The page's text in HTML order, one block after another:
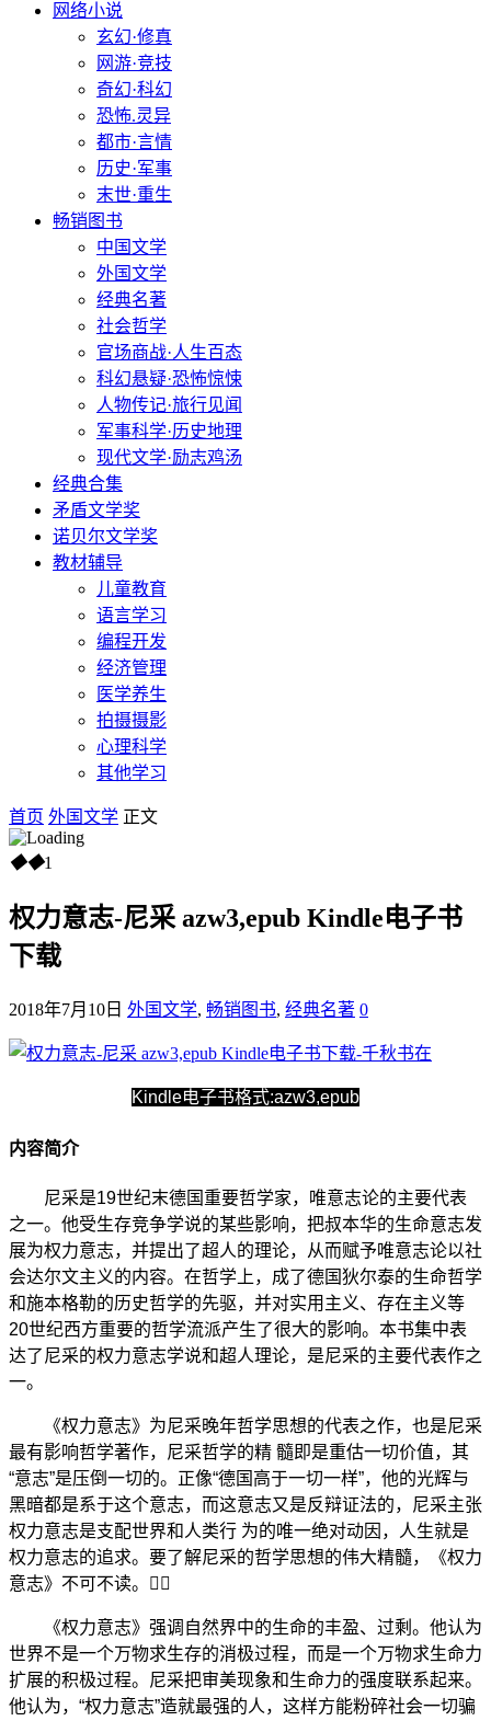
网络小说
玄幻·修真
网游·竞技
奇幻·科幻
恐怖.灵异
都市·言情
历史·军事
末世·重生
畅销图书
中国文学
外国文学
经典名著
社会哲学
官场商战·人生百态
科幻悬疑·恐怖惊悚
人物传记·旅行见闻
军事科学·历史地理
现代文学·励志鸡汤
经典合集
矛盾文学奖
诺贝尔文学奖
教材辅导
儿童教育
语言学习
编程开发
经济管理
医学养生
拍摄摄影
心理科学
其他学习
首页 外国文学 正文
◆◆1
权力意志-尼采 azw3,epub Kindle电子书
下载
2018年7月10日 外国文学, 畅销图书, 经典名著 0
Kindle电子书格式:azw3,epub
内容简介
尼采是19世纪末德国重要哲学家，唯意志论的主要代表
之一。他受生存竞争学说的某些影响，把叔本华的生命意志发
展为权力意志，并提出了超人的理论，从而赋予唯意志论以社
会达尔文主义的内容。在哲学上，成了德国狄尔泰的生命哲学
和施本格勒的历史哲学的先驱，并对实用主义、存在主义等
20世纪西方重要的哲学流派产生了很大的影响。本书集中表
达了尼采的权力意志学说和超人理论，是尼采的主要代表作之
一。
《权力意志》为尼采晚年哲学思想的代表之作，也是尼采
最有影响哲学著作，尼采哲学的精 髓即是重估一切价值，其
“意志”是压倒一切的。正像“德国高于一切一样”，他的光辉与
黑暗都是系于这个意志，而这意志又是反辩证法的，尼采主张
权力意志是支配世界和人类行 为的唯一绝对动因，人生就是
权力意志的追求。要了解尼采的哲学思想的伟大精髓，《权力
意志》不可不读。
《权力意志》强调自然界中的生命的丰盈、过剩。他认为
世界不是一个万物求生存的消极过程，而是一个万物求生命力
扩展的积极过程。尼采把审美现象和生命力的强度联系起来。
他认为，“权力意志”造就最强的人，这样方能粉碎社会一切骗